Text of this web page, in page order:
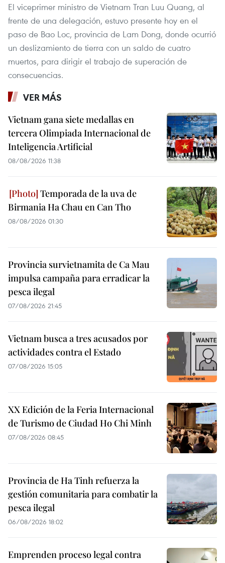
El viceprimer ministro de Vietnam Tran Luu Quang, al
frente de una delegación, estuvo presente hoy en el
paso de Bao Loc, provincia de Lam Dong, donde ocurrió
un deslizamiento de tierra con un saldo de cuatro
muertos, para dirigir el trabajo de superación de
consecuencias.
VER MÁS
Vietnam gana siete medallas en
tercera Olimpiada Internacional de
Inteligencia Artificial
08/08/2026 11:38
Temporada de la uva de
Birmania Ha Chau en Can Tho
08/08/2026 01:30
Provincia survietnamita de Ca Mau
impulsa campaña para erradicar la
pesca ilegal
07/08/2026 21:45
Vietnam busca a tres acusados por
actividades contra el Estado
07/08/2026 15:05
XX Edición de la Feria Internacional
de Turismo de Ciudad Ho Chi Minh
07/08/2026 08:45
Provincia de Ha Tinh refuerza la
gestión comunitaria para combatir la
pesca ilegal
06/08/2026 18:02
Emprenden proceso legal contra